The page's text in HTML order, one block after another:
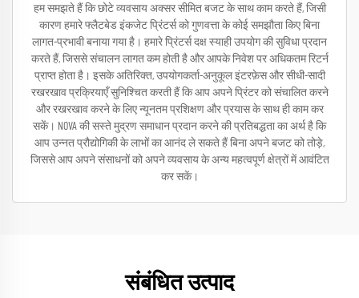
हम समझते हैं कि छोटे व्यवसाय अक्सर सीमित बजट के साथ काम करते हैं, जिसी
कारण हमारे फ्लैटबेड इंकजेट प्रिंटर्स को गुणवत्ता के कोई समझौता किए बिना
लागत-प्रभावी बनाया गया है। हमारे प्रिंटर्स दक्ष स्याही उपयोग की सुविधा प्रदान
करते हैं, जिससे संचालन लागत कम होती है और आपके निवेश पर अधिकतम रिटर्न
प्राप्त होता है। इसके अतिरिक्त, उपयोगकर्ता-अनुकूल इंटरफ़ेस और सीधी-सादी
रखरखाव प्रक्रियाएँ सुनिश्चित करती हैं कि आप अपने प्रिंटर को संचालित करने
और रखरखाव करने के लिए न्यूनतम प्रशिक्षण और प्रयास के साथ ही काम कर
सकें। NOVA की सस्ते मुद्रण समाधान प्रदान करने की प्रतिबद्धता का अर्थ है कि
आप उन्नत प्रौद्योगिकी के लाभों का आनंद ले सकते हैं बिना अपने बजट को तोड़े,
जिससे आप अपने संसाधनों को अपने व्यवसाय के अन्य महत्वपूर्ण क्षेत्रों में आवंटित
कर सकें।
संबंधित उत्पाद